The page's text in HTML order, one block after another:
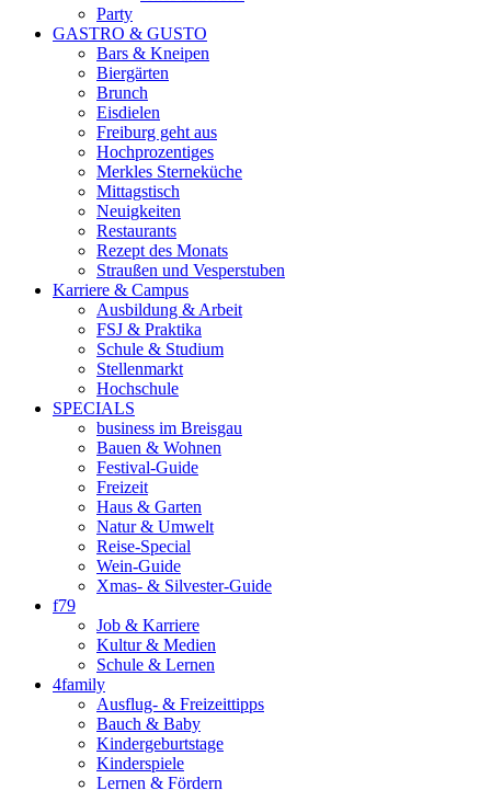
Party
GASTRO & GUSTO
Bars & Kneipen
Biergärten
Brunch
Eisdielen
Freiburg geht aus
Hochprozentiges
Merkles Sterneküche
Mittagstisch
Neuigkeiten
Restaurants
Rezept des Monats
Straußen und Vesperstuben
Karriere & Campus
Ausbildung & Arbeit
FSJ & Praktika
Schule & Studium
Stellenmarkt
Hochschule
SPECIALS
business im Breisgau
Bauen & Wohnen
Festival-Guide
Freizeit
Haus & Garten
Natur & Umwelt
Reise-Special
Wein-Guide
Xmas- & Silvester-Guide
f79
Job & Karriere
Kultur & Medien
Schule & Lernen
4family
Ausflug- & Freizeittipps
Bauch & Baby
Kindergeburtstage
Kinderspiele
Lernen & Fördern